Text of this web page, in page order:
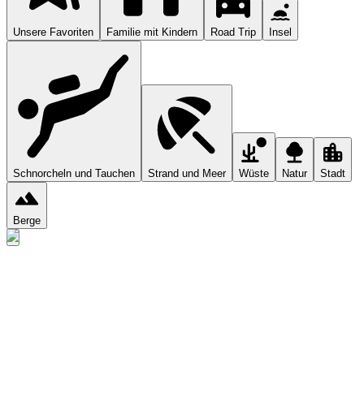
Unsere Favoriten Familie mit Kindern Road Trip Insel
Schnorcheln und Tauchen Strand und Meer Wüste Natur Stadt
Berge